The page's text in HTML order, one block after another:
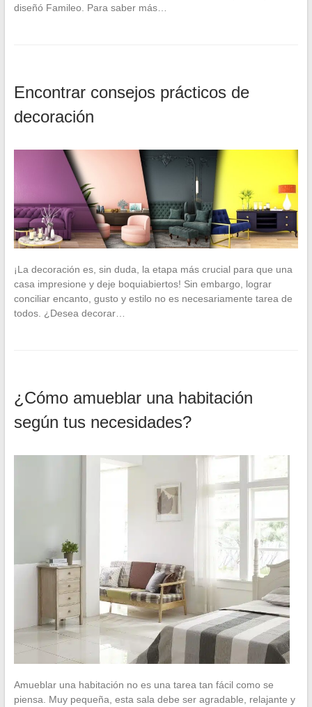
diseñó Famileo. Para saber más…
Encontrar consejos prácticos de
decoración
¡La decoración es, sin duda, la etapa más crucial para que una
casa impresione y deje boquiabiertos! Sin embargo, lograr
conciliar encanto, gusto y estilo no es necesariamente tarea de
todos. ¿Desea decorar…
¿Cómo amueblar una habitación
según tus necesidades?
Amueblar una habitación no es una tarea tan fácil como se
piensa. Muy pequeña, esta sala debe ser agradable, relajante y